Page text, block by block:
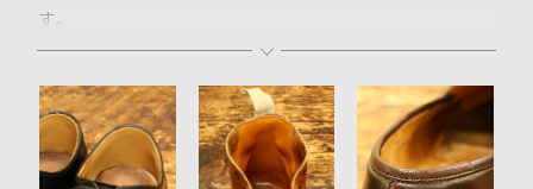
す。
なるべく似たお色の革を選び自然な仕上がりを目指しま
す。
カウンターは破れたままで履いていくと靴の芯材が割れ
てしまいます。